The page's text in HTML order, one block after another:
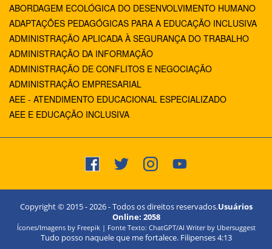
ABORDAGEM ECOLÓGICA DO DESENVOLVIMENTO HUMANO
ADAPTAÇÕES PEDAGÓGICAS PARA A EDUCAÇÃO INCLUSIVA
ADMINISTRAÇÃO APLICADA À SEGURANÇA DO TRABALHO
ADMINISTRAÇÃO DA INFORMAÇÃO
ADMINISTRAÇÃO DE CONFLITOS E NEGOCIAÇÃO
ADMINISTRAÇÃO EMPRESARIAL
AEE - ATENDIMENTO EDUCACIONAL ESPECIALIZADO
AEE E EDUCAÇÃO INCLUSIVA
Copyright © 2015 -2026- Todos os direitos reservados.Usuários
Online: 2058
Ícones/Imagens by Freepik | Fonte Texto: ChatGPT/AI Writer by Ubersuggest
Tudo posso naquele que me fortalece. Filipenses 4:13